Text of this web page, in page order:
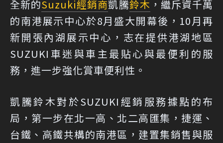
全新的Suzuki經銷商凱騰鈴木 ，繼斥資千萬
的南港展示中心於8月盛大開幕後，10月再
新開張內湖展示中心，志在提供港湖地區
SUZUKI車迷與車主最貼心與最便利的服
務，進一步強化賞車便利性。
凱騰鈴木對於SUZUKI經銷服務據點的布
局，第一步在北一高、北二高匯集，捷運、
台鐵、高鐵共構的南港區，建置集銷售與服